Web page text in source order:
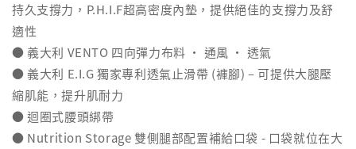
持久支撐力，P.H.I.F超高密度內墊，提供絕佳的支撐力及舒
適性
● 義大利 VENTO 四向彈力布料 ‧ 通風 ‧ 透氣
● 義大利 E.I.G 獨家專利透氣止滑帶 (褲腳) – 可提供大腿壓
縮肌能，提升肌耐力
● 迴圈式腰頭綁帶
● Nutrition Storage 雙側腿部配置補給口袋 - 口袋就位在大